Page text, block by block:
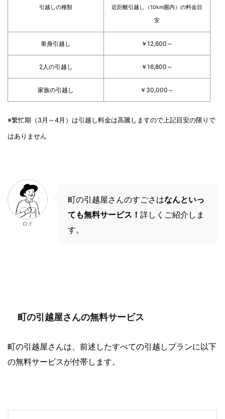
引越しの種類
近距離引越し（10km圏内）の料金目
安
単身引越し ￥12,600～
2人の引越し ￥16,800～
家族の引越し ￥30,000～
※繁忙期（3月～4月）は引越し料金は高騰しますので上記目安の限りで
はありません
ロイ
町の引越屋さんのすごさはなんといっ
ても無料サービス！ 詳しくご紹介しま
す。
町の引越屋さんの無料サービス
町の引越屋さんは、前述したすべての引越しプランに以下
の無料サービスが付帯します。